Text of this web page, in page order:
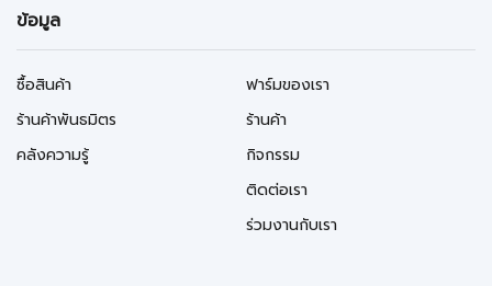
ข้อมูล
ซื้อสินค้า
ร้านค้าพันธมิตร
คลังความรู้
ฟาร์มของเรา
ร้านค้า
กิจกรรม
ติดต่อเรา
ร่วมงานกับเรา